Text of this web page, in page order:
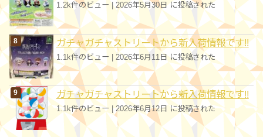
1.2k件のビュー |2026年5月30日 に投稿された
ガチャガチャストリートから新入荷情報です!!
1.1k件のビュー 2026年6月11日 に投稿された
ガチャガチャストリートから新入荷情報です!!
1.1k件のビュー |2026年6月12日 に投稿された